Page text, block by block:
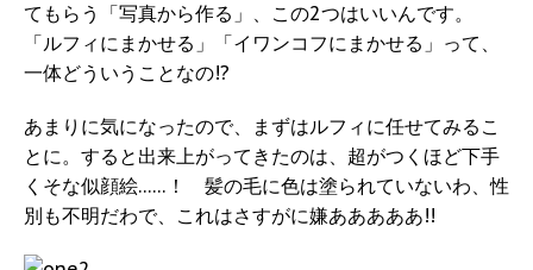
てもらう「写真から作る」、この2つはいいんです。
「ルフィにまかせる」「イワンコフにまかせる」って、
一体どういうことなの!?
あまりに気になったので、まずはルフィに任せてみるこ
とに。すると出来上がってきたのは、超がつくほど下手
くそな似顔絵……！ 髪の毛に色は塗られていないわ、性
別も不明だわで、これはさすがに嫌あああああ!!